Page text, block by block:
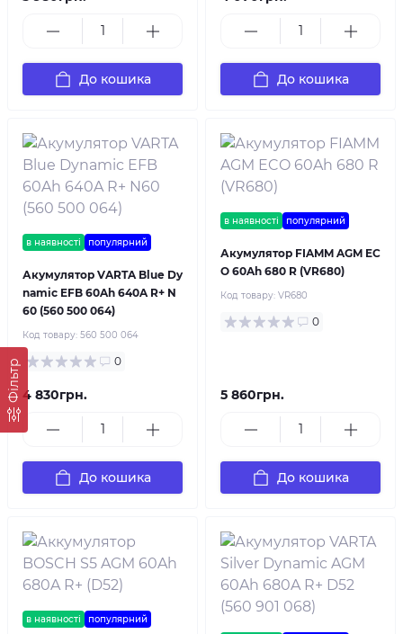
Фільтр
До кошика До кошика
в наявності популярний
Акумулятор VARTA Blue Dy
namic EFB 60Ah 640A R+ N
60 (560 500 064)
Код товару: 560 500 064
0
4 830грн.
До кошика
в наявності популярний
Акумулятор FIAMM AGM EC
O 60Ah 680 R (VR680)
Код товару: VR680
0
5 860грн.
До кошика
в наявності популярний